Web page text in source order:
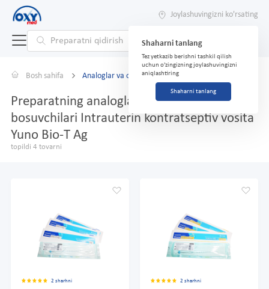
Joylashuvingizni ko'rsating
Shaharni tanlang
Tez yetkazib berishni tashkil qilish
uchun o'zingizning joylashuvingizni
aniqlashtiring
Shaharni tanlang
Bosh sahifa Analoglar va o'rnini bosuvchilar
Preparatning analoglari va o'rnini
bosuvchilari Intrauterin kontratseptiv vosita
Yuno Bio-T Ag
topildi 4 tovarni
2 sharhni 2 sharhni